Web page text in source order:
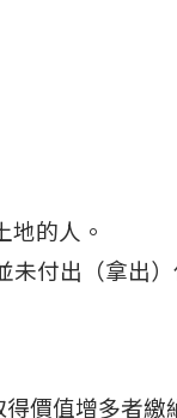
地的人。
未付出（拿出
價值增多者